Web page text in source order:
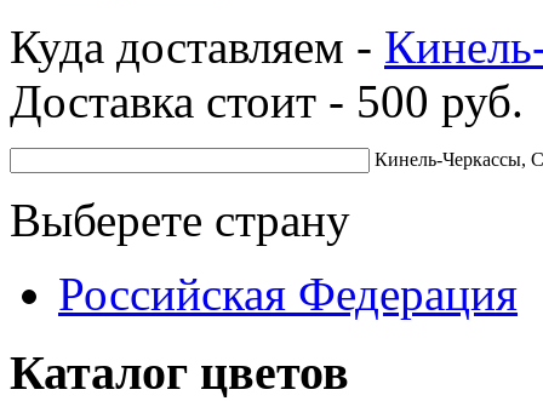
Куда доставляем -
Доставка стоит - 500 руб.
Кинель-Черкассы,
Выберете страну
Российская Федерация
Каталог цветов